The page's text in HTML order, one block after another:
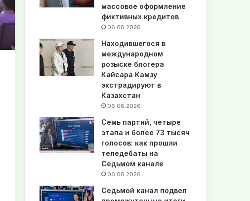
массовое оформление
фиктивных кредитов
06.08.2026
Находившегося в
международном
розыске блогера
Кайсара Камзу
экстрадируют в
Казахстан
06.08.2026
Семь партий, четыре
этапа и более 73 тысяч
голосов: как прошли
теледебаты на
Седьмом канале
06.08.2026
Седьмой канал подвел